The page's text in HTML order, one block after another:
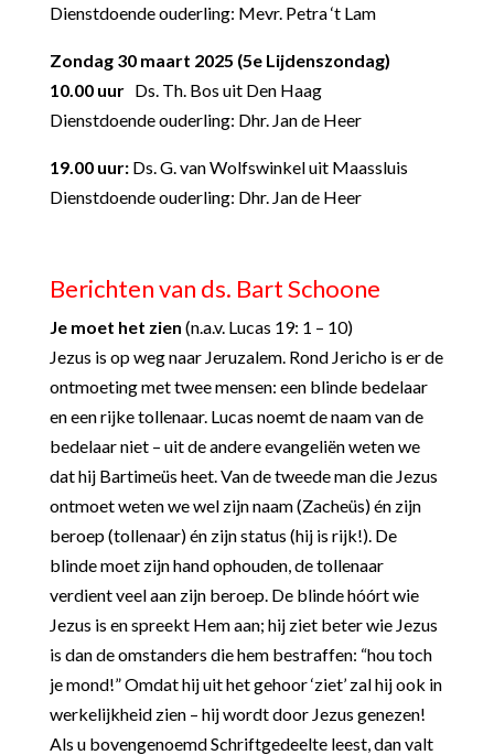
Dienstdoende ouderling: Mevr. Petra ‘t Lam
Zondag 30 maart 2025 (5eLijdenszondag)
10.00 uur Ds. Th. Bos uit Den Haag
Dienstdoende ouderling: Dhr. Jan de Heer
19.00 uur:Ds. G. van Wolfswinkel uit Maassluis
Dienstdoende ouderling: Dhr. Jan de Heer
Berichten van ds. Bart Schoone
Je moet het zien (n.a.v. Lucas 19: 1 – 10)
Jezus is op weg naar Jeruzalem. Rond Jericho is er de
ontmoeting met twee mensen: een blinde bedelaar
en een rijke tollenaar. Lucas noemt de naam van de
bedelaar niet – uit de andere evangeliën weten we
dat hij Bartimeüs heet. Van de tweede man die Jezus
ontmoet weten we wel zijn naam (Zacheüs) én zijn
beroep (tollenaar) én zijn status (hij is rijk!). De
blinde moet zijn hand ophouden, de tollenaar
verdient veel aan zijn beroep. De blinde hóórt wie
Jezus is en spreekt Hem aan; hij ziet beter wie Jezus
is dan de omstanders die hem bestraffen: “hou toch
je mond!” Omdat hij uit het gehoor ‘ziet’ zal hij ook in
werkelijkheid zien – hij wordt door Jezus genezen!
Als u bovengenoemd Schriftgedeelte leest, dan valt